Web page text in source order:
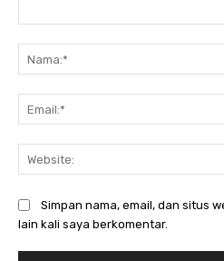
Simpan nama, email, dan situs
lain kali saya berkomentar.